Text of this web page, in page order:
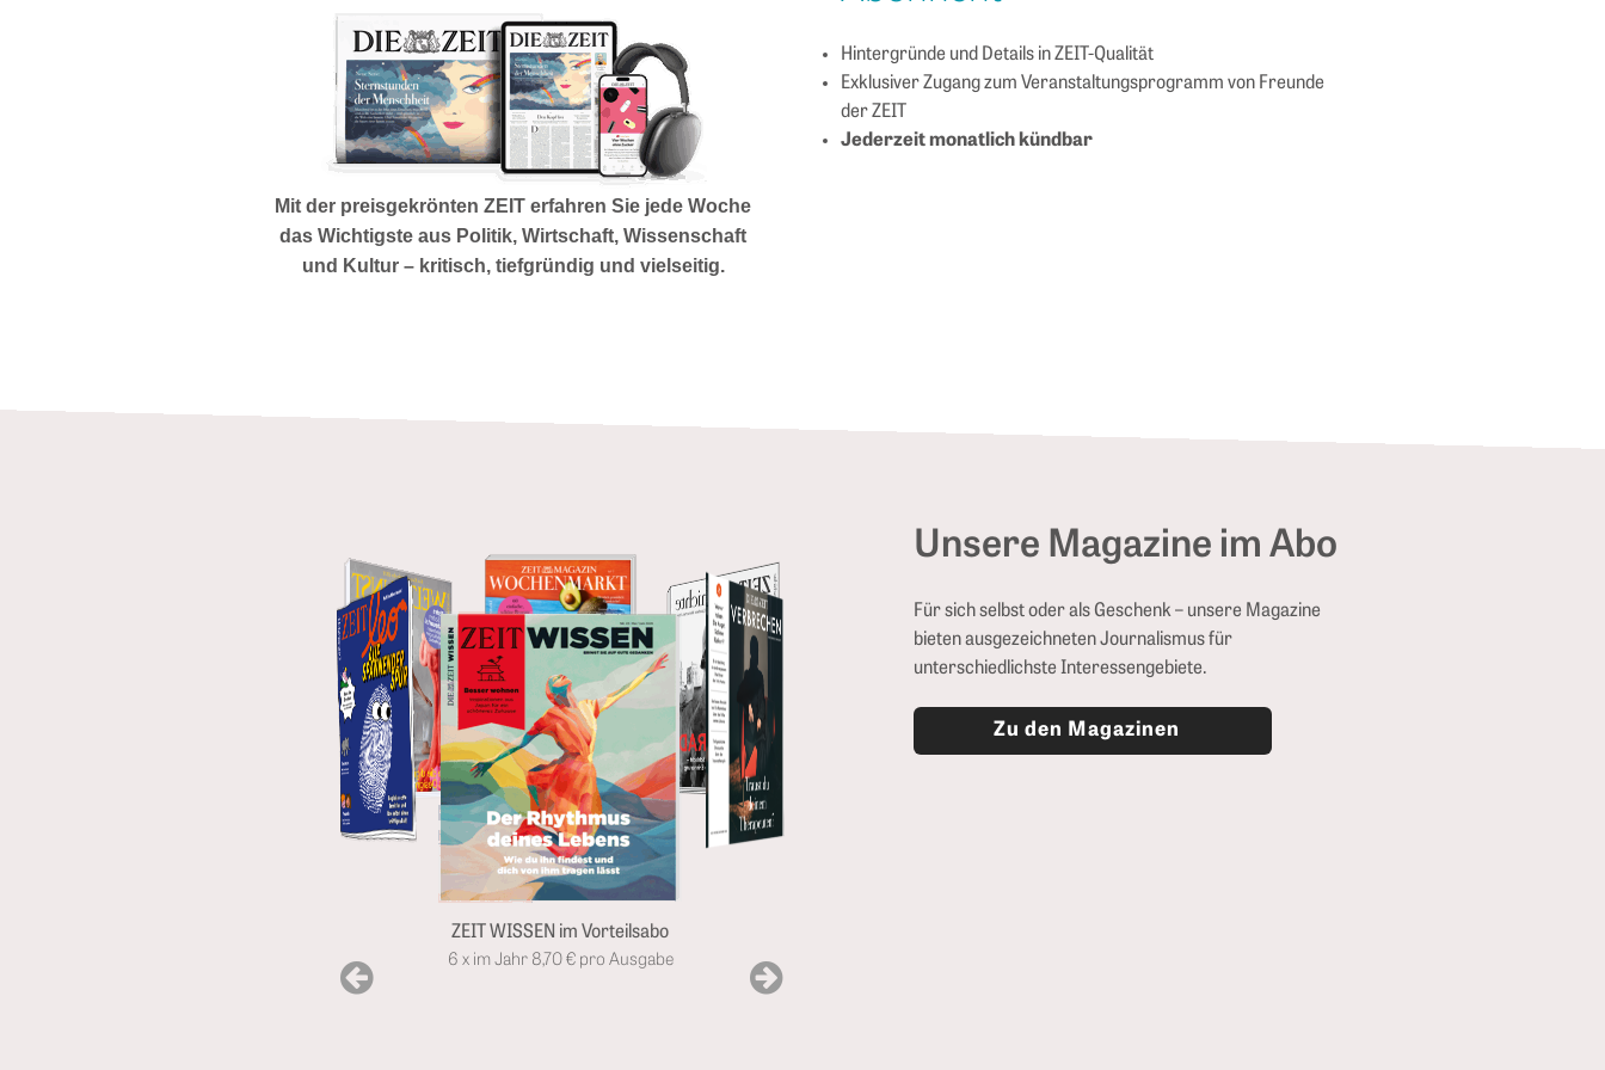
Mit der preisgekrönten ZEIT erfahren Sie jede Woche
das Wichtigste aus Politik, Wirtschaft, Wissenschaft
und Kultur – kritisch, tiefgründig und vielseitig.
Hintergründe und Details in ZEIT-Qualität
Exklusiver Zugang zum Veranstaltungsprogramm von Freunde
der ZEIT
Jederzeit monatlich kündbar
ZEIT WISSEN im Vorteilsabo
6 x im Jahr 8,70 € pro Ausgabe ZEIT Verbrechen im Vorteilsabo
6 x im Jahr 7,40 € pro Ausgabe
Unsere Magazine im Abo
Für sich selbst oder als Geschenk – unsere Magazine
bieten ausgezeichneten Journalismus für
unterschiedlichste Interessengebiete.
Zu den Magazinen